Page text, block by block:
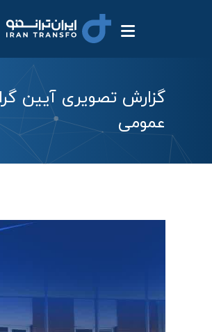
گزارش تصویری آیین
عمومی